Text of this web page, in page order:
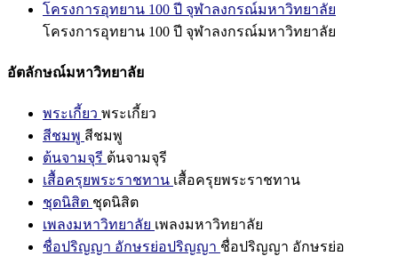
โครงการอุทยาน 100 ปี จุฬาลงกรณ์มหาวิทยาลัย
โครงการอุทยาน 100 ปี จุฬาลงกรณ์มหาวิทยาลัย
อัตลักษณ์มหาวิทยาลัย
พระเกี้ยว พระเกี้ยว
สีชมพู สีชมพู
ต้นจามจุรี ต้นจามจุรี
เสื้อครุยพระราชทาน เสื้อครุยพระราชทาน
ชุดนิสิต ชุดนิสิต
เพลงมหาวิทยาลัย เพลงมหาวิทยาลัย
ชื่อปริญญา อักษรย่อปริญญา ชื่อปริญญา อักษรย่อ